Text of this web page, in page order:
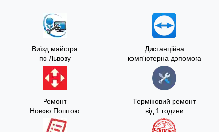
Виїзд майстра
по Львову
Дистанційна
комп'ютерна допомога
Ремонт
Новою Поштою
Терміновий ремонт
від 1 години